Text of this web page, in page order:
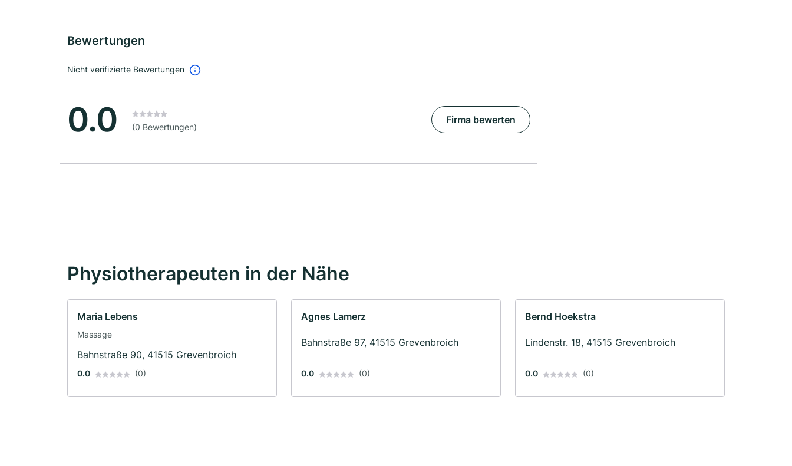
Bewertungen
Nicht verifizierte Bewertungen
0.0 (0 Bewertungen)
Firma bewerten
Physiotherapeuten in der Nähe
Maria Lebens
Massage
Bahnstraße 90, 41515 Grevenbroich
0.0 (0)
Agnes Lamerz
Bahnstraße 97, 41515 Grevenbroich
0.0 (0)
Bernd Hoekstra
Lindenstr. 18, 41515 Grevenbroich
0.0 (0)